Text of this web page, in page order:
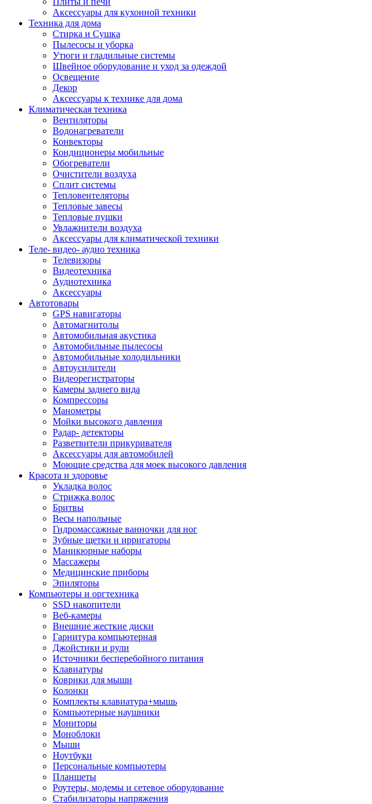
Аксессуары для кухонной техники
Техника для дома
Стирка и Сушка
Пылесосы и уборка
Утюги и гладильные системы
Швейное оборудование и уход за одеждой
Освещение
Декор
Аксессуары к технике для дома
Климатическая техника
Вентиляторы
Водонагреватели
Конвекторы
Кондиционеры мобильные
Обогреватели
Очистители воздуха
Сплит системы
Тепловентеляторы
Тепловые завесы
Тепловые пушки
Увлажнители воздуха
Аксессуары для климатической техники
Теле- видео- аудио техника
Телевизоры
Видеотехника
Аудиотехника
Аксессуары
Автотовары
GPS навигаторы
Автомагнитолы
Автомобильная акустика
Автомобильные пылесосы
Автомобильные холодильники
Автоусилители
Видеорегистраторы
Камеры заднего вида
Компрессоры
Манометры
Мойки высокого давления
Радар- детекторы
Разветвители прикуривателя
Аксессуары для автомобилей
Моющие средства для моек высокого давления
Красота и здоровье
Укладка волос
Стрижка волос
Бритвы
Весы напольные
Гидромассажные ванночки для ног
Зубные щетки и ирригаторы
Маникюрные наборы
Массажеры
Медицинские приборы
Эпиляторы
Компьютеры и оргтехника
SSD накопители
Веб-камеры
Внешние жесткие диски
Гарнитура компьютерная
Джойстики и рули
Источники бесперебойного питания
Клавиатуры
Коврики для мыши
Колонки
Комплекты клавиатура+мышь
Компьютерные наушники
Мониторы
Моноблоки
Мыши
Ноутбуки
Персональные компьютеры
Планшеты
Роутеры, модемы и сетевое оборудование
Стабилизаторы напряжения